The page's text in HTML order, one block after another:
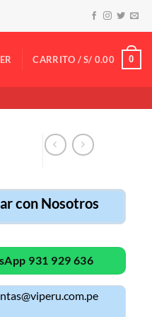
CARRITO /S/ 0.00 0
con Nosotros
931 929 636